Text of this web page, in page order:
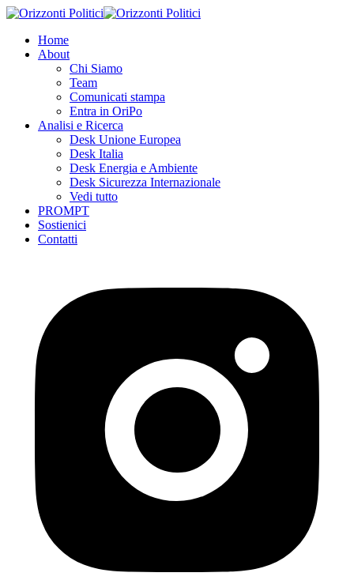
Skip
contentHome
About
Chi Siamo
Team
Comunicati stampa
Entra in OriPo
Analisi e Ricerca
Desk Unione Europea
Desk Italia
Desk Energia e Ambiente
Desk Sicurezza Internazionale
Vedi tutto
PROMPT
Sostienici
Contatti